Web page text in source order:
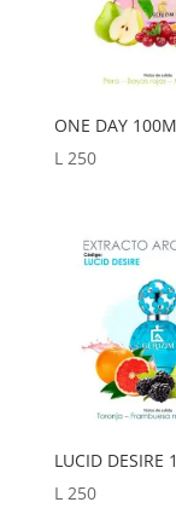
ONE DAY
L250
LUCID DESIRE
L 250